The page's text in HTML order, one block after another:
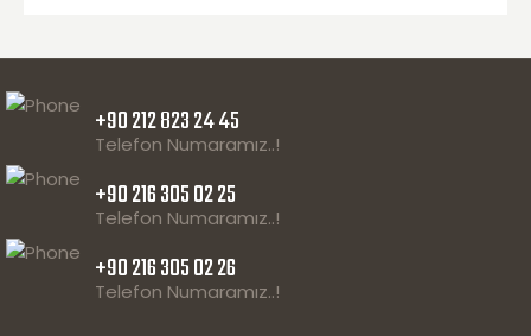
+90 212 823 24 45
Telefon Numaramız..!
+90 216 305 02 25
Telefon Numaramız..!
+90 216 305 02 26
Telefon Numaramız..!